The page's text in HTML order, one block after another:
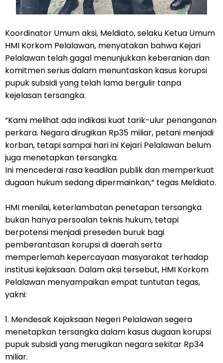
Koordinator Umum aksi, Meldiato, selaku Ketua Umum
HMI Korkom Pelalawan, menyatakan bahwa Kejari
Pelalawan telah gagal menunjukkan keberanian dan
komitmen serius dalam menuntaskan kasus korupsi
pupuk subsidi yang telah lama bergulir tanpa
kejelasan tersangka.
“Kami melihat ada indikasi kuat tarik-ulur penanganan
perkara. Negara dirugikan Rp35 miliar, petani menjadi
korban, tetapi sampai hari ini Kejari Pelalawan belum
juga menetapkan tersangka.
Ini mencederai rasa keadilan publik dan memperkuat
dugaan hukum sedang dipermainkan,” tegas Meldiato.
HMI menilai, keterlambatan penetapan tersangka
bukan hanya persoalan teknis hukum, tetapi
berpotensi menjadi preseden buruk bagi
pemberantasan korupsi di daerah serta
memperlemah kepercayaan masyarakat terhadap
institusi kejaksaan. Dalam aksi tersebut, HMI Korkom
Pelalawan menyampaikan empat tuntutan tegas,
yakni:
1. Mendesak Kejaksaan Negeri Pelalawan segera
menetapkan tersangka dalam kasus dugaan korupsi
pupuk subsidi yang merugikan negara sekitar Rp34
miliar.